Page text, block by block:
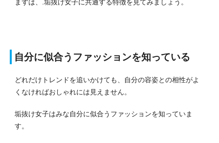
まずは、.垢抜け女子に共通する特徴を見てみましょう。
自分に似合うファッションを知っている
どれだけトレンドを追いかけても、自分の容姿との相性がよ
くなければおしゃれには見えません。
垢抜け女子はみな自分に似合うファッションを知っていま
す。